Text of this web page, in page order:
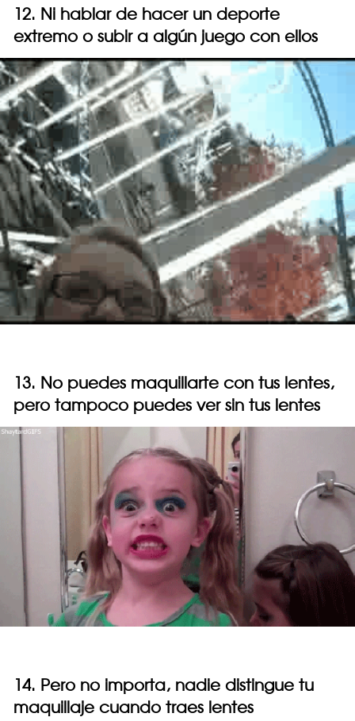
12. Ni hablar de hacer un deporte
extremo o subir a algún juego con ellos
13. No puedes maquillarte con tus lentes,
pero tampoco puedes ver sin tus lentes
14. Pero no importa, nadie distingue tu
maquillaje cuando traes lentes